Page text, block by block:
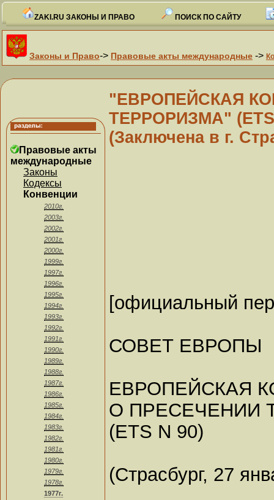
ZAKI.RU ЗАКОНЫ И ПРАВО ПОИСК ПО САЙТУ
Законы и Право-> Правовые акты международные ->
Правовые акты
международные
Законы
Кодексы
Конвенции
2010г.
2003г.
2002г.
2001г.
2000г.
1999г.
1997г.
1996г.
1995г.
1994г.
1993г.
1992г.
1991г.
1990г.
1989г.
1988г.
1987г.
1986г.
1985г.
1984г.
1983г.
1982г.
1981г.
1980г.
1979г.
1978г.
1977г.
"ЕВРОПЕЙСКАЯ
ТЕРРОРИЗМА" (ETS
(Заключена в г.
[официальный
СОВЕТ ЕВРОПЫ
ЕВРОПЕЙСКАЯ
О ПРЕСЕЧЕНИИ
(ETS N 90)
(Страсбург, 27